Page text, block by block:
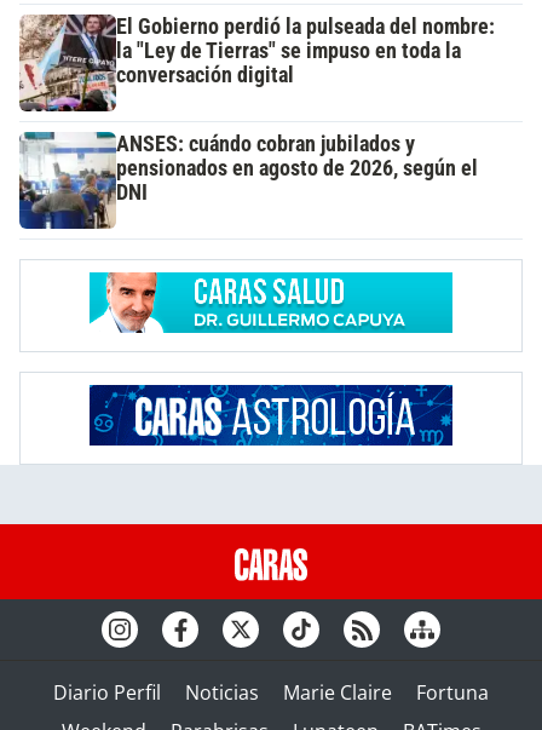
El Gobierno perdió la pulseada del nombre:
la "Ley de Tierras" se impuso en toda la
conversación digital
ANSES: cuándo cobran jubilados y
pensionados en agosto de 2026, según el
DNI
Diario Perfil Noticias Marie Claire
Fortuna